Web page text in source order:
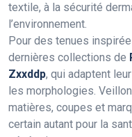
textile, à la sécurité
l’environnement.
Pour des tenues
dernières collections de
Zxxddp, qui adaptent
les morphologies.
matières, coupes et
certain autant pour la